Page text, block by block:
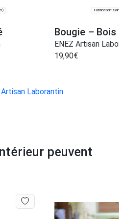
Fabrication: Saint-
Bougie – Bois
ENEZ Artisan
19,90€
Laborantin
peuvent